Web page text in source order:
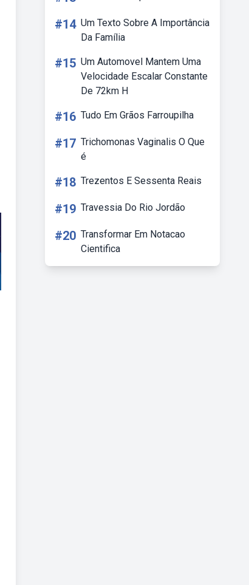
#14 Um Texto Sobre A Importância
Da Família
#15 Um Automovel Mantem Uma
Velocidade Escalar Constante
De 72km H
#16 Tudo Em Grãos Farroupilha
#17 Trichomonas Vaginalis O Que
é
#18 Trezentos E Sessenta Reais
#19 Travessia Do Rio Jordão
#20 Transformar Em Notacao
Cientifica